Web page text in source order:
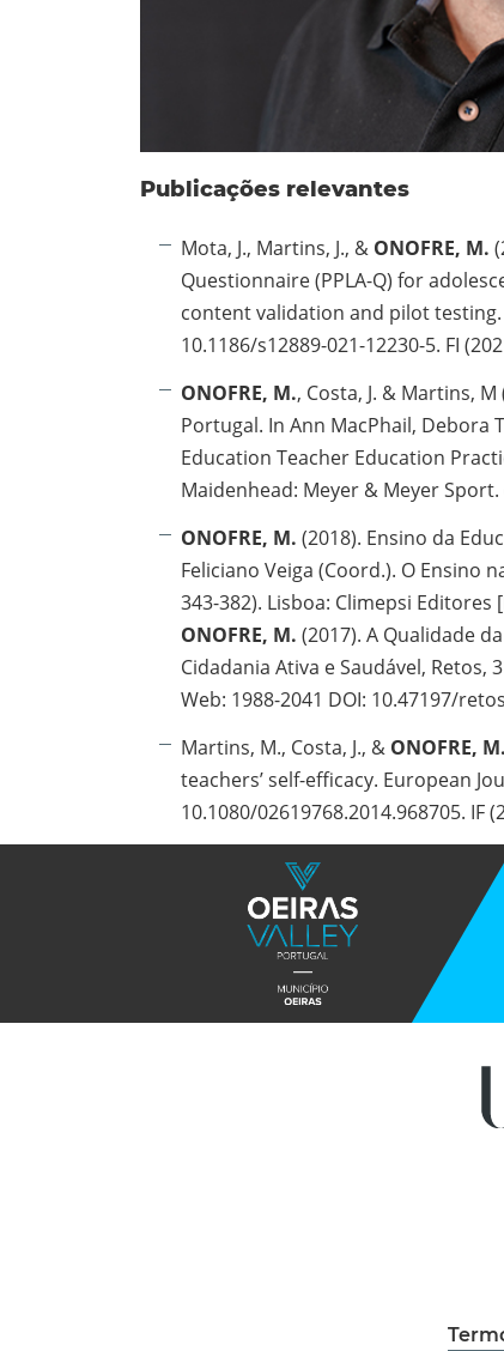
Publicações relevantes
Mota, J., Martins, J., & ONOFRE, M.
Questionnaire (PPLA-Q) for
content validation and pilot testing.
10.1186/s12889-021-12230-5. FI
ONOFRE, M., Costa, J. & Martins,
Portugal. In Ann MacPhail, Debora
Education Teacher Education
Maidenhead: Meyer & Meyer Sport.
ONOFRE, M. (2018). Ensino da
Feliciano Veiga (Coord.). O Ensino
343-382). Lisboa: Climepsi Editores
ONOFRE, M. (2017). A Qualidade
Cidadania Ativa e Saudável, Retos,
Web: 1988-2041 DOI: 10.47197/
Martins, M., Costa, J., & ONOFRE, M.
teachers’ self-efficacy. European
10.1080/02619768.2014.968705. IF